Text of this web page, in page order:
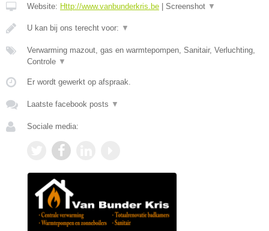
Website: Http://www.vanbunderkris.be Screenshot ▼
U kan bij ons terecht voor: ▼
Verwarming mazout, gas en warmtepompen, Sanitair, Verluchting,
Controle ▼
Er wordt gewerkt op afspraak.
Laatste facebook posts ▼
Sociale media: